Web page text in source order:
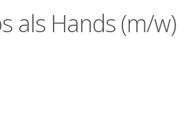
als Hands (m/w)